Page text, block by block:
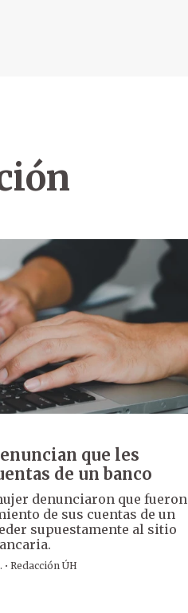
que les
de un banco
denunciaron que fueron
de sus cuentas de un
supuestamente al sitio
·Redacción ÚH